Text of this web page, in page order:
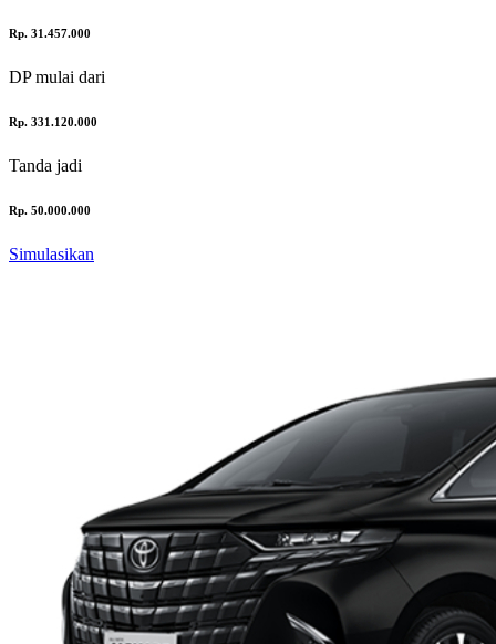
Rp. 31.457.000
DPmulai dari
Rp. 331.120.000
Tanda jadi
Rp. 50.000.000
Simulasikan